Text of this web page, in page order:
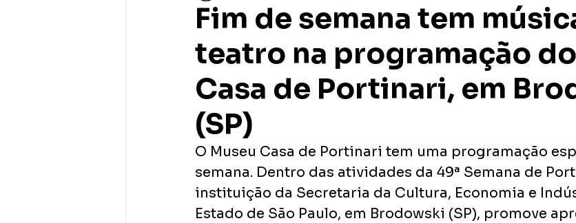
Fim de semana tem
teatro na programação
Casa de Portinari, em
(SP)
O Museu Casa de Portinari tem uma programação
semana. Dentro das atividades da 49ª Semana de
instituição da Secretaria da Cultura, Economia e
Estado de São Paulo, em Brodowski (SP), promove